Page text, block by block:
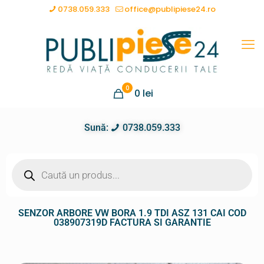
0738.059.333 office@publipiese24.ro
0 0 lei
Sună: 0738.059.333
SENZOR ARBORE VW BORA 1.9 TDI ASZ 131 CAI COD
038907319D FACTURA SI GARANTIE